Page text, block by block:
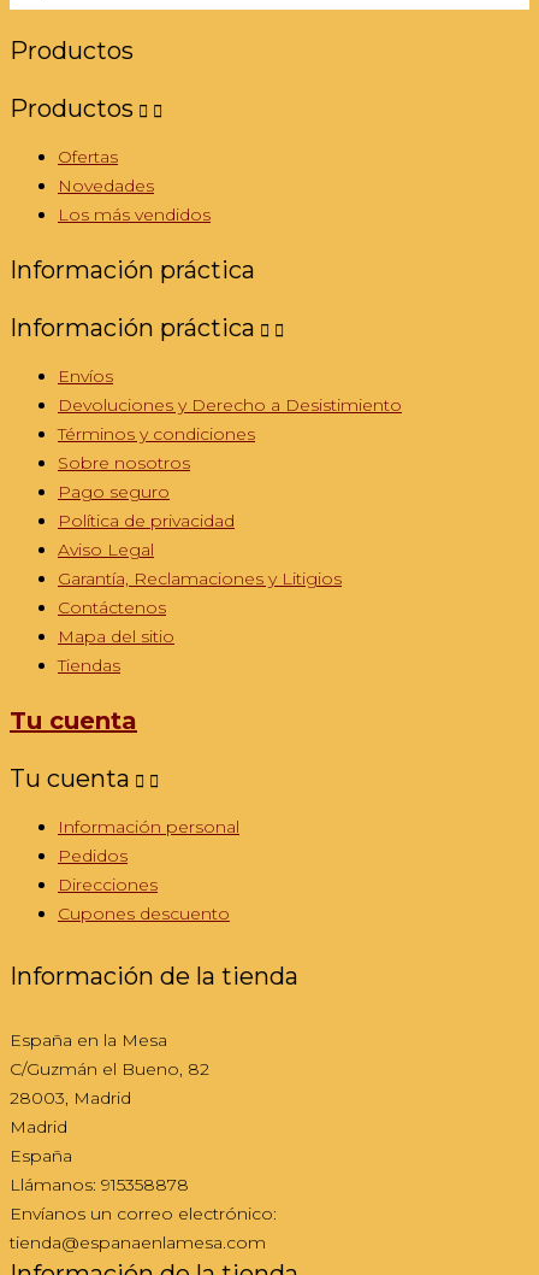
Productos
Productos  
Ofertas
Novedades
Los más vendidos
Información práctica
Información práctica  
Envíos
Devoluciones y Derecho a Desistimiento
Términos y condiciones
Sobre nosotros
Pago seguro
Política de privacidad
Aviso Legal
Garantía, Reclamaciones y Litigios
Contáctenos
Mapa del sitio
Tiendas
Tu cuenta
Tu cuenta  
Información personal
Pedidos
Direcciones
Cupones descuento
Información de la tienda
España en la Mesa
C/Guzmán el Bueno, 82
28003, Madrid
Madrid
España
Llámanos: 915358878
Envíanos un correo electrónico:
tienda@espanaenlamesa.com